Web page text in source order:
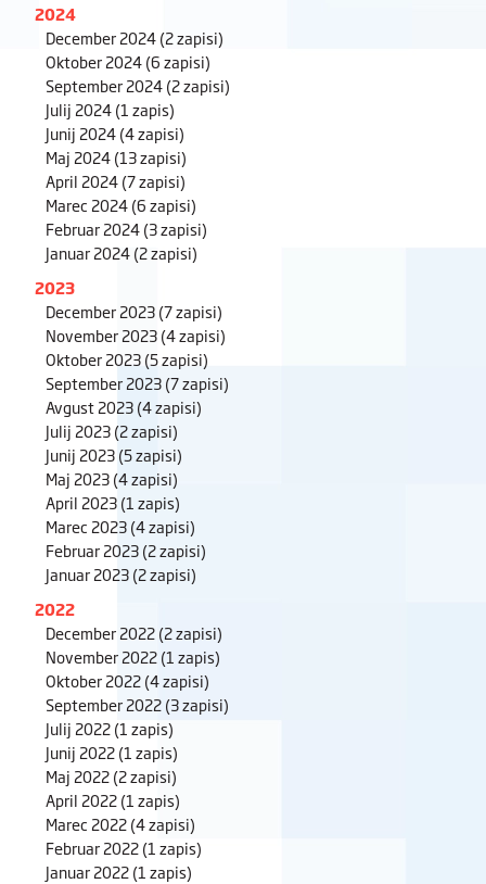
2024
December 2024(2 zapisi)
Oktober 2024(6 zapisi)
September 2024(2 zapisi)
Julij 2024(1 zapis)
Junij 2024(4 zapisi)
Maj 2024(13 zapisi)
April 2024(7 zapisi)
Marec 2024(6 zapisi)
Februar 2024(3 zapisi)
Januar 2024(2 zapisi)
2023
December 2023(7 zapisi)
November 2023(4 zapisi)
Oktober 2023(5 zapisi)
September 2023(7 zapisi)
Avgust 2023(4 zapisi)
Julij 2023(2 zapisi)
Junij 2023(5 zapisi)
Maj 2023(4 zapisi)
April 2023(1 zapis)
Marec 2023(4 zapisi)
Februar 2023(2 zapisi)
Januar 2023(2 zapisi)
2022
December 2022(2 zapisi)
November 2022(1 zapis)
Oktober 2022(4 zapisi)
September 2022(3 zapisi)
Julij 2022(1 zapis)
Junij 2022(1 zapis)
Maj 2022(2 zapisi)
April 2022(1 zapis)
Marec 2022(4 zapisi)
Februar 2022(1 zapis)
Januar 2022(1 zapis)